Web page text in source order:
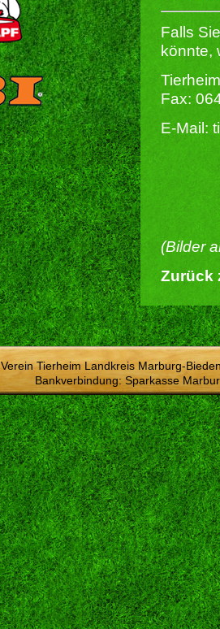
Falls
könnte,
Fax:
E-Mail:
(Bilder
Zurück
Verein Tierheim Landkreis Marburg-
Bankverbindung: Sparkasse